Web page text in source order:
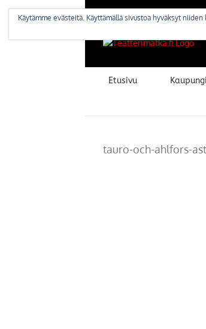
Etusivu
tauro-och-ahlfors-
Käytämme evästeitä. Käyttämällä sivustoa hyväksyt niiden